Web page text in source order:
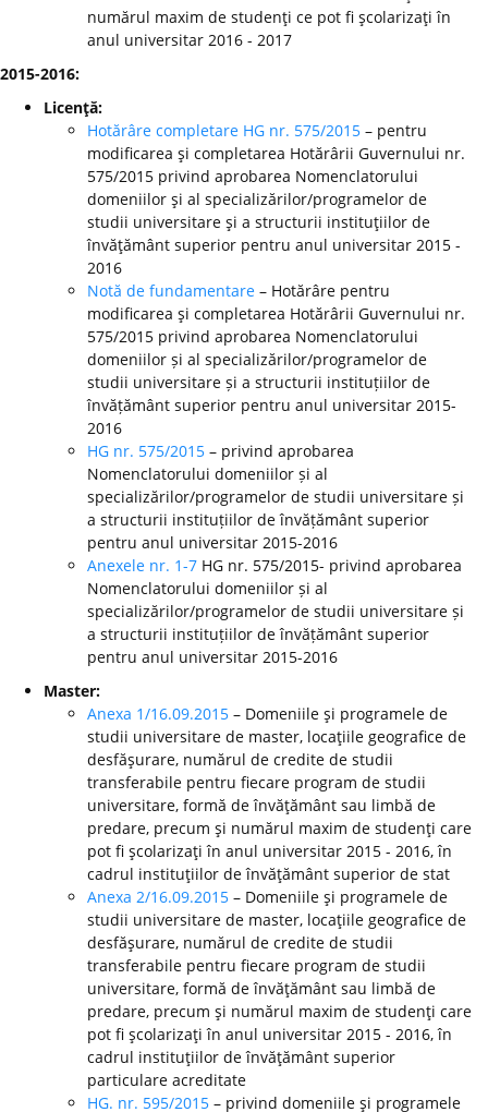
numărul maxim de studenţi ce pot fi şcolarizaţi în
anul universitar 2016 - 2017
2015-2016:
Licenţă:
Hotărâre completare HG nr. 575/2015 – pentru
modificarea şi completarea Hotărârii Guvernului nr.
575/2015 privind aprobarea Nomenclatorului
domeniilor şi al specializărilor/programelor de
studii universitare şi a structurii instituţiilor de
învăţământ superior pentru anul universitar 2015 -
2016
Notă de fundamentare – Hotărâre pentru
modificarea şi completarea Hotărârii Guvernului nr.
575/2015 privind aprobarea Nomenclatorului
domeniilor și al specializărilor/programelor de
studii universitare și a structurii instituțiilor de
învățământ superior pentru anul universitar 2015-
2016
HG nr. 575/2015 – privind aprobarea
Nomenclatorului domeniilor și al
specializărilor/programelor de studii universitare și
a structurii instituțiilor de învățământ superior
pentru anul universitar 2015-2016
Anexele nr. 1-7 HG nr. 575/2015- privind aprobarea
Nomenclatorului domeniilor și al
specializărilor/programelor de studii universitare și
a structurii instituțiilor de învățământ superior
pentru anul universitar 2015-2016
Master:
Anexa 1/16.09.2015 – Domeniile şi programele de
studii universitare de master, locaţiile geografice de
desfăşurare, numărul de credite de studii
transferabile pentru fiecare program de studii
universitare, formă de învăţământ sau limbă de
predare, precum şi numărul maxim de studenţi care
pot fi şcolarizaţi în anul universitar 2015 - 2016, în
cadrul instituţiilor de învăţământ superior de stat
Anexa 2/16.09.2015 – Domeniile şi programele de
studii universitare de master, locaţiile geografice de
desfăşurare, numărul de credite de studii
transferabile pentru fiecare program de studii
universitare, formă de învăţământ sau limbă de
predare, precum şi numărul maxim de studenţi care
pot fi şcolarizaţi în anul universitar 2015 - 2016, în
cadrul instituţiilor de învăţământ superior
particulare acreditate
HG. nr. 595/2015 – privind domeniile şi programele